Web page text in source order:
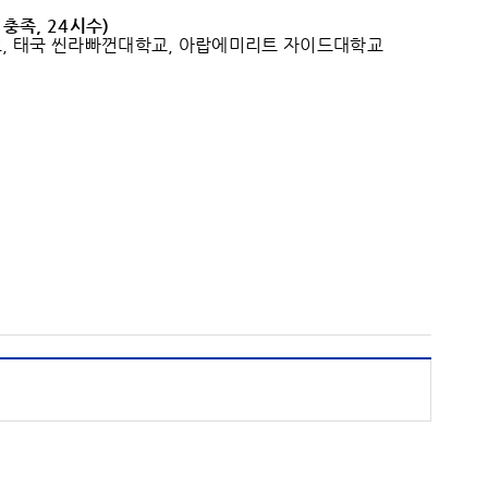
족 , 24시수)
국 씬라빠껀대학교, 아랍에미리트 자이드대학교